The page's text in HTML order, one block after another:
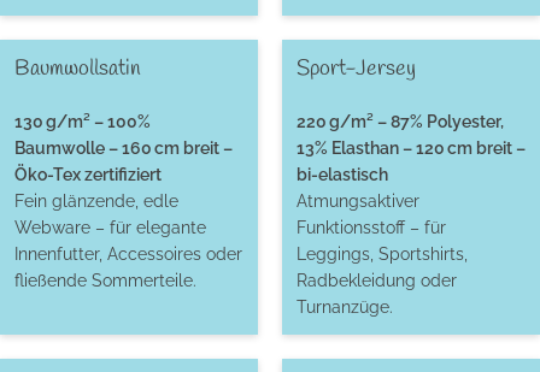
Baumwollsatin
130 g/m² – 100%
Baumwolle – 160 cm breit –
Öko-Tex zertifiziert
Fein glänzende, edle
Webware – für elegante
Innenfutter, Accessoires oder
fließende Sommerteile.
Sport-Jersey
220 g/m² – 87% Polyester,
13% Elasthan – 120 cm breit –
bi-elastisch
Atmungsaktiver
Funktionsstoff – für
Leggings, Sportshirts,
Radbekleidung oder
Turnanzüge.